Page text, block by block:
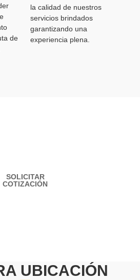
de
la calidad de nuestros
servicios brindados
garantizando una
experiencia plena.
SOLICITAR
COTIZACIÓN
UBICACIÓN